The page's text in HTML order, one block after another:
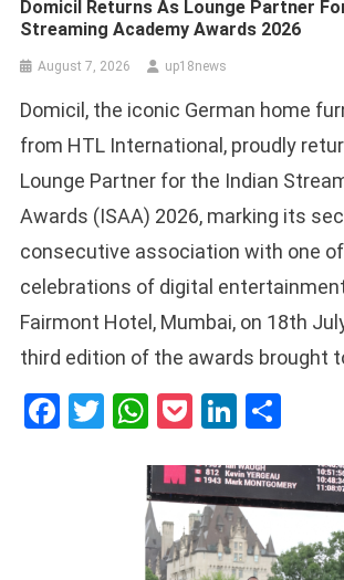
Domicil Returns As Lounge Partner
Streaming Academy Awards 2026
August 7, 2026 up18news
Domicil, the iconic German home
from HTL International, proudly
Lounge Partner for the Indian
Awards (ISAA) 2026, marking its
consecutive association with one of
celebrations of digital
Fairmont Hotel, Mumbai, on 18th
third edition of the awards brought
Facebook
Twitter
WhatsApp
Pocket